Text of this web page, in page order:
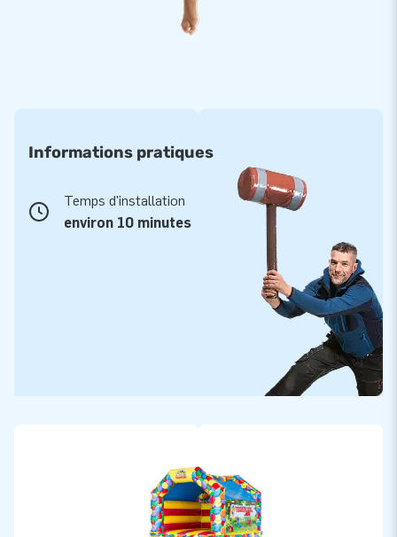
Informations pratiques
Temps d'installation
environ 10 minutes